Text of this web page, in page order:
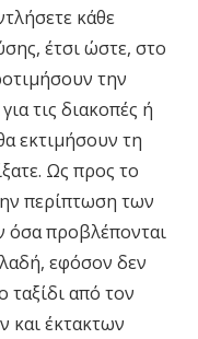
κάθε
έτσι ώστε, στο
την
τις διακοπές ή
εκτιµήσουν τη
Ως προς το
περίπτωση των
όσα προβλέπονται
εφόσον δεν
ταξίδι από τον
και έκτακτων